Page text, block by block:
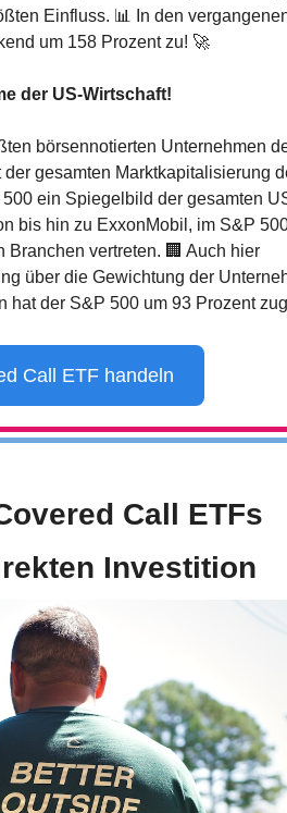
Einfluss. 📊
In den
um 158 Prozent zu! 🚀
der US-Wirtschaft!
börsennotierten Unternehmen
gesamten Marktkapitalisierung
ein Spiegelbild der gesamten
bis hin zu ExxonMobil, im S&P
Branchen vertreten. 🏢 Auch hier
über die Gewichtung der
hat der S&P 500 um 93 Prozent
Call ETF handeln
Call ETFs
Investition